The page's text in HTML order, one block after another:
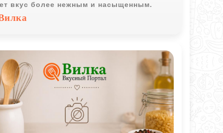
вкус более нежным и насыщенным.